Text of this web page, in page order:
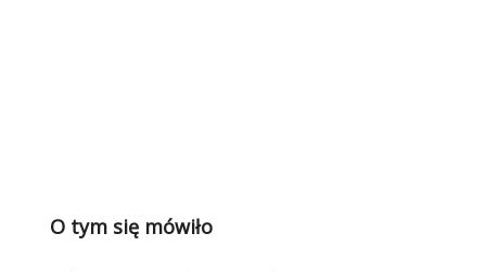
O tym się mówiło